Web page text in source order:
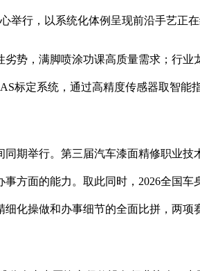
举行，以系统化体例呈现前沿手艺
，满脚喷涂功课高质量需求；行业
标定系统，通过高精度传感器取智
举行。第三届汽车漆面精修职业技
方面的能力。取此同时，2026全国
化操做和办事细节的全面比拼，两